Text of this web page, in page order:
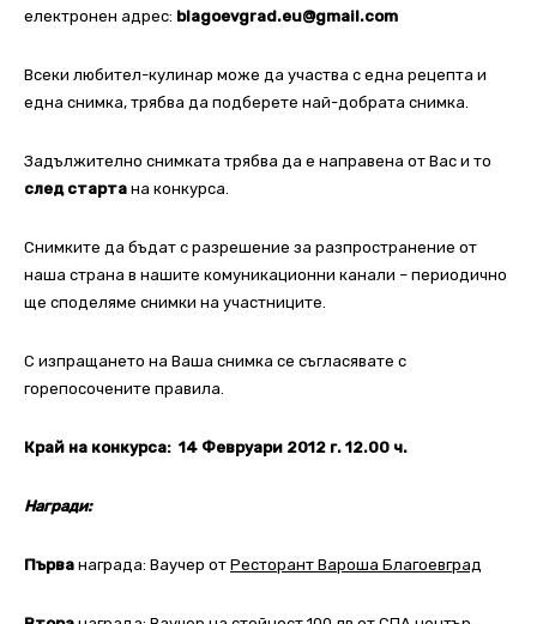
електронен адрес: blagoevgrad.eu@gmail.com
Всеки любител-кулинар може да участва с една рецепта и
една снимка, трябва да подберете най-добрата снимка.
Задължително снимката трябва да е направена от Вас и то
след старта на конкурса.
Снимките да бъдат с разрешение за разпространение от
наша страна в нашите комуникационни канали – периодично
ще споделяме снимки на участниците.
С изпращането на Ваша снимка се съгласявате с
горепосочените правила.
Край на конкурса: 14 Февруари 2012 г. 12.00 ч.
Награди:
Първа награда: Ваучер от Ресторант Вароша Благоевград